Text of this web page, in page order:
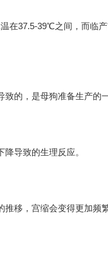
在37.5-39℃之间，而临
的，是母狗准备生产的一
导致的生理反应。
移，宫缩会变得更加频